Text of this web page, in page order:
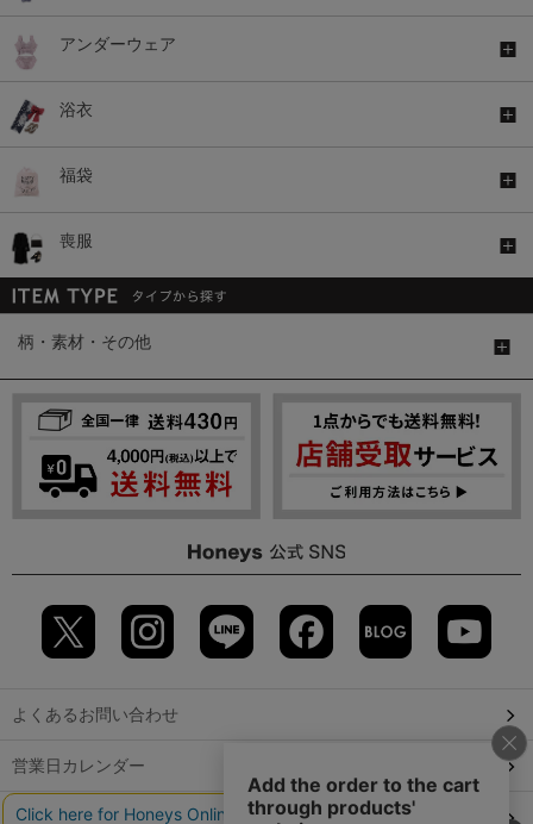
アンダーウェア
浴衣
福袋
喪服
柄・素材・その他
よくあるお問い合わせ
営業日カレンダー
店舗検索